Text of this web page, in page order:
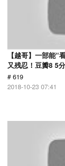
【越哥】一部能“
又残忍！豆瓣8 5
# 619
2018-10-23 07:41